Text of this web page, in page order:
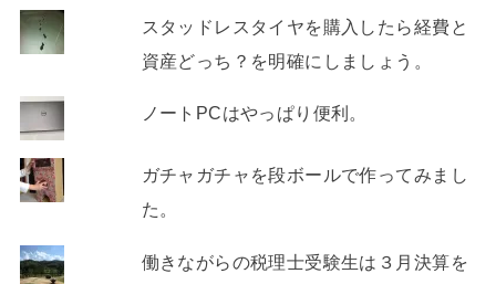
スタッドレスタイヤを購入したら経費と
資産どっち？を明確にしましょう。
ノートPCはやっぱり便利。
ガチャガチャを段ボールで作ってみまし
た。
働きながらの税理士受験生は３月決算を